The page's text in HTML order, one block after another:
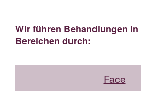
Wir führen Behandlungen
Bereichen durch:
Face